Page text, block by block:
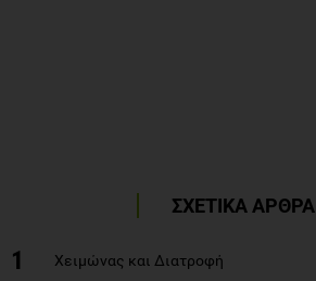
ΣΧΕΤΙΚΑ ΑΡΘΡΑ
1 Χειμώνας και Διατροφή